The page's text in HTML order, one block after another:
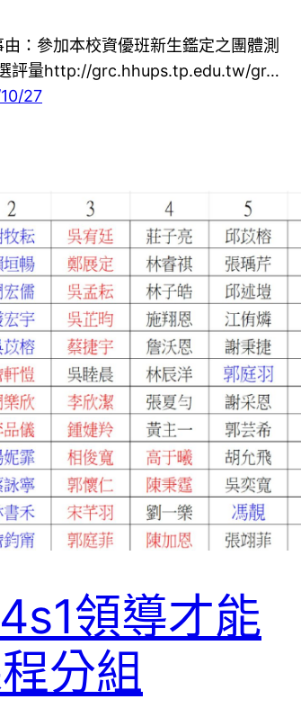
：參加本校資優班新生鑑定之團體測
評量http://grc.hhups.tp.edu.tw/gr…
27
領導才能
分組